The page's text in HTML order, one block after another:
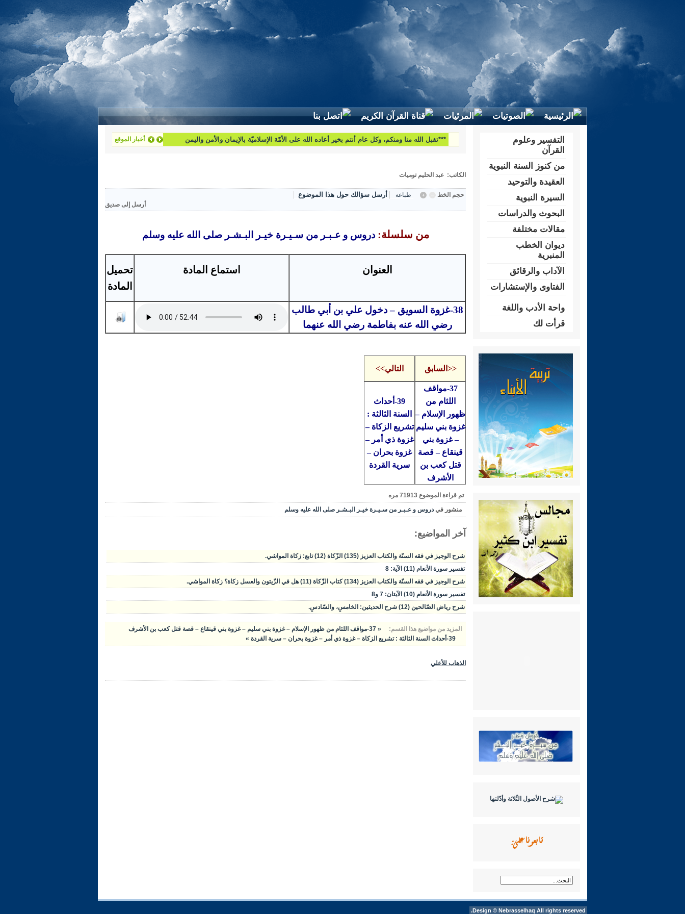
أخبار الموقع
***تقبل الله منا ومنكم، وكل عام أنتم بخير أعاده الله على الأمّة الإسلاميّة بالإيمان والأمن واليمن
الكاتب: عبد الحليم توميات
حجم الخط طباعة أرسل سؤالك حول هذا الموضوع
أرسل إلى صديق
من سلسلة:دروس و عـبـر من سـيـرة خيـر البـشـر صلى الله عليه وسلم
العنوان استماع المادة
تحميل
المادة
38-غزوة السويق – دخول علي بن أبي طالب
رضي الله عنه بفاطمة رضي الله عنهما
<<السابق التالي>>
37-مواقف
اللئام من
ظهور الإسلام –
غزوة بني سليم
– غزوة بني
قينقاع – قصة
قتل كعب بن
الأشرف
39-أحداث
السنة الثالثة :
تشريع الزكاة –
غزوة ذي أمر –
غزوة بحران –
سرية القردة
تم قراءة الموضوع 71913 مره
منشور في دروس و عـبـر من سـيـرة خيـر البـشـر صلى الله عليه وسلم
آخر المواضيع:
شرح الوجيز في فقه السنّة والكتاب العزيز (135) الزّكاة (12) تابع: زكاة المواشي.
تفسير سورة الأنعام (11) الآية: 8
شرح الوجيز في فقه السنّة والكتاب العزيز (134) كتاب الزّكاة (11) هل في الزّيتون والعسل زكاة؟ زكاة المواشي.
تفسير سورة الأنعام (10) الآيتان: 7 و8
شرح رياض الصّالحين (12) شرح الحديثين: الخامسِ، والسّادسِ.
المزيد من مواضيع هذا القسم:
« 37-مواقف اللئام من ظهور الإسلام – غزوة بني سليم – غزوة بني قينقاع – قصة قتل كعب بن الأشرف
39-أحداث السنة الثالثة : تشريع الزكاة – غزوة ذي أمر – غزوة بحران – سرية القردة »
الذهاب للأعلي
التفسير وعلوم
القرآن
من كنوز السنة النبوية
العقيدة والتوحيد
السيرة النبوية
البحوث والدراسات
مقالات مختلفة
ديوان الخطب
المنبرية
الآداب والرقائق
الفتاوى والإستشارات
واحة الأدب واللغة
قرأت لك
تابعونا على:
Design © Nebrasselhaq All rights reserved.